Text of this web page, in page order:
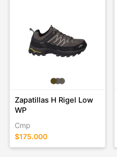
Zapatillas H Rigel Low
WP
Cmp
$175.000